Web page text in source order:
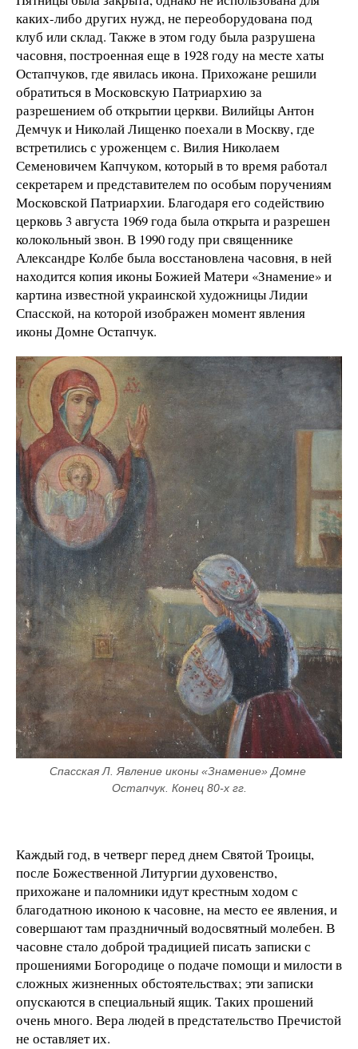
каких-либо других нужд, не переоборудована под
клуб или склад. Также в этом году была разрушена
часовня, построенная еще в 1928 году на месте хаты
Остапчуков, где явилась икона. Прихожане решили
обратиться в Московскую Патриархию за
разрешением об открытии церкви. Вилийцы Антон
Демчук и Николай Лищенко поехали в Москву, где
встретились с уроженцем с. Вилия Николаем
Семеновичем Капчуком, который в то время работал
секретарем и представителем по особым поручениям
Московской Патриархии. Благодаря его содействию
церковь 3 августа 1969 года была открыта и разрешен
колокольный звон. В 1990 году при священнике
Александре Колбе была восстановлена часовня, в ней
находится копия иконы Божией Матери «Знамение» и
картина известной украинской художницы Лидии
Спасской, на которой изображен момент явления
иконы Домне Остапчук.
Спасская Л. Явление иконы «Знамение» Домне
Остапчук. Конец 80-х гг.
Каждый год, в четверг перед днем Святой Троицы,
после Божественной Литургии духовенство,
прихожане и паломники идут крестным ходом с
благодатною иконою к часовне, на место ее явления, и
совершают там праздничный водосвятный молебен. В
часовне стало доброй традицией писать записки с
прошениями Богородице о подаче помощи и милости в
сложных жизненных обстоятельствах; эти записки
опускаются в специальный ящик. Таких прошений
очень много. Вера людей в предстательство Пречистой
не оставляет их.